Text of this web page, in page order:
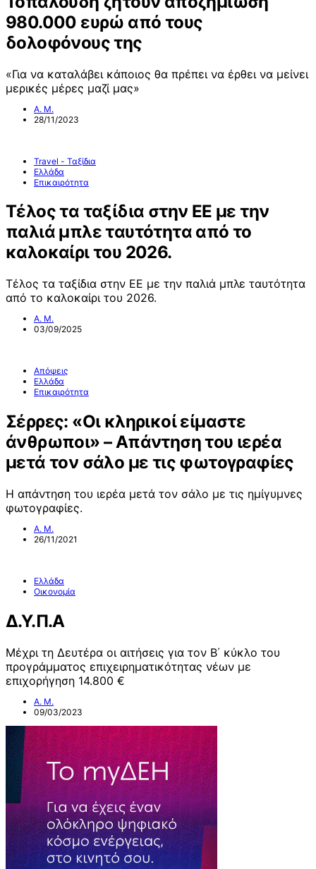
980.000 ευρώ από τους
δολοφόνους της
«Για να καταλάβει κάποιος θα πρέπει να έρθει να μείνει
μερικές μέρες μαζί μας»
Α. Μ.
28/11/2023
Travel - Ταξίδια
Ελλάδα
Επικαιρότητα
Τέλος τα ταξίδια στην ΕΕ με την
παλιά μπλε ταυτότητα από το
καλοκαίρι του 2026.
Τέλος τα ταξίδια στην ΕΕ με την παλιά μπλε ταυτότητα
από το καλοκαίρι του 2026.
Α. Μ.
03/09/2025
Απόψεις
Ελλάδα
Επικαιρότητα
Σέρρες: «Οι κληρικοί είμαστε
άνθρωποι» – Απάντηση του ιερέα
μετά τον σάλο με τις φωτογραφίες
Η απάντηση του ιερέα μετά τον σάλο με τις ημίγυμνες
φωτογραφίες.
Α. Μ.
26/11/2021
Ελλάδα
Οικονομία
Δ.Υ.Π.Α
Μέχρι τη Δευτέρα οι αιτήσεις για τον Β΄ κύκλο του
προγράμματος επιχειρηματικότητας νέων με
επιχορήγηση 14.800 €
Α. Μ.
09/03/2023